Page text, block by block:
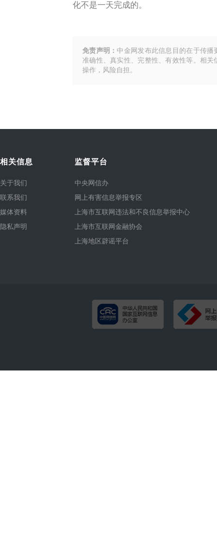
化不是一天完成的。
免责声明： 中金网发布此信息目的在于传
准确性、真实性、完整性、有效性等。相
操作，风险自担。
相关信息
关于我们
联系我们
媒体资料
隐私声明
监督平台
中央网信办
网上有害信息举报专区
上海市互联网违法和不良信息举报中心
上海市互联网金融协会
上海地区辟谣平台